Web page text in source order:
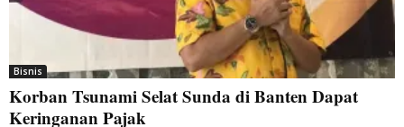
Bisnis
Korban Tsunami Selat Sunda di Banten Dapat
Keringanan Pajak